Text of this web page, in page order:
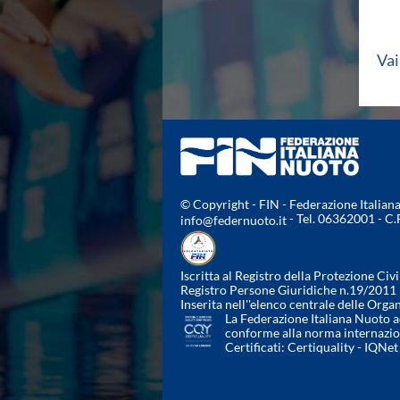
Campionato A2 Maschile
Campionato A2 Femminile
Campionato B Maschile
Storico Campionati 2003-2017
Finali Giovanili
Trofei delle Regioni
CoMeN Cup
News
Flash News
Waterpolo Channel
Tuffi
Eventi
Norme e documenti
Risultati e Classifiche
Azzurri
News
Flash News
Artistico
Eventi
Norme e documenti
© Copyright - FIN - Federazione
info@federnuoto.it- Tel. 06362001 -
Iscritta al Registro della Protezione
Registro Persone Giuridiche n.19/2011
Inserita nell''elenco centrale delle
La Federazione Italiana Nuoto
conforme alla norma
Certificati: Certiquality- IQNet